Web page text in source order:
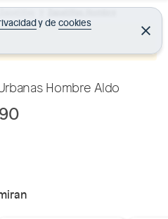
r
c
B
r
yde cookies C
e
r
Zapatillas Hombre
Hombre Aldo